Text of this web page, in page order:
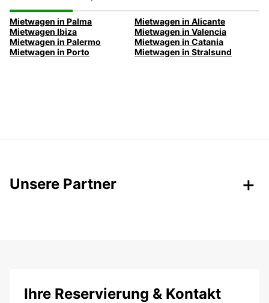
Mietwagen in Palma
Mietwagen in Alicante
Mietwagen Ibiza
Mietwagen in Valencia
Mietwagen in Palermo
Mietwagen in Catania
Mietwagen in Porto
Mietwagen in Stralsund
Unsere Partner
Ihre Reservierung & Kontakt